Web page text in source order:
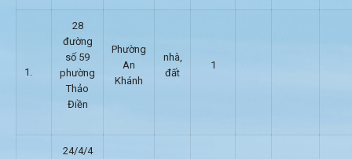
28
đường
số 59
phường
Thảo
Điền
Phường
An
Khánh
nhà,
đất
1
24/4/4